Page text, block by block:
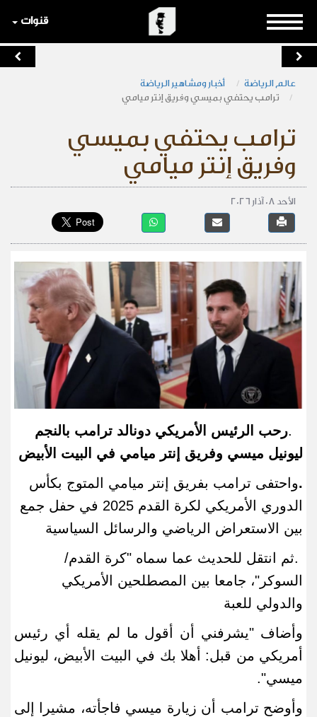
قنوات
عالم الرياضة
أخبار ومشاهير الرياضة
ترامب يحتفي بميسي وفريق إنتر ميامي
ترامب يحتفي بميسي
وفريق إنتر ميامي
الأحد 08 آذار 2026
.رحب الرئيس الأمريكي دونالد ترامب بالنجم
ليونيل ميسي وفريق إنتر ميامي في البيت الأبيض
.واحتفى ترامب بفريق ‌إنتر ميامي المتوج بكأس
الدوري الأمريكي لكرة القدم 2025 في حفل جمع
بين الاستعراض الرياضي والرسائل السياسية
.ثم انتقل​ للحديث عما سماه "كرة القدم/
السوكر"، جامعا بين المصطلحين الأمريكي
والدولي للعبة
وأضاف "يشرفني أن أقول ما لم يقله أي رئيس
أمريكي من قبل: أهلا بك في البيت الأبيض، ليونيل
ميسي".
وأوضح ترامب أن زيارة ​ميسي فاجأته، مشيرا إلى